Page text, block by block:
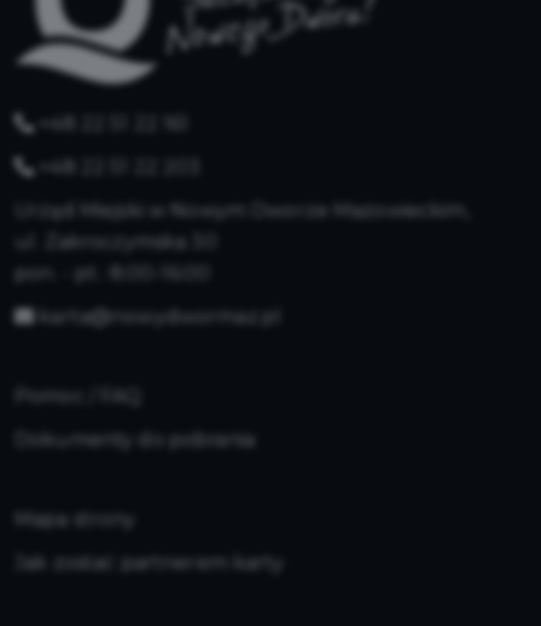
+48 22 51 22 161
+48 22 51 22 203
Urząd Miejski w Nowym Dworze Mazowieckim,
ul. Zakroczymska 30
karta@nowydwormaz.pl
Dokumenty do pobrania
Mapa strony
Jak zostać partnerem karty